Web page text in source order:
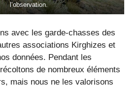
l’observation.
avec les garde-chasses des
associations Kirghizes et
données. Pendant les
de nombreux éléments
mais nous ne les valorisons